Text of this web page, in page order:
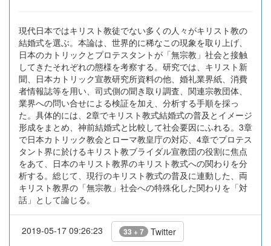
現代日本ではキリスト教徒でない多くの人々がキリスト教の
結婚式を選ぶ。本論は、世界的に稀なこの現象を取り上げ、
日本のカトリックとプロテスタントが「無宗教」社会と接触
してきたそれぞれの態様を考察する。研究では、キリスト新
聞、日本カトリック宣教研究所資料の他、婚礼業界紙、消費
者情報誌等を用い、司式側の聞き取り調査、関連宗教団体、
業界への問い合せによる検証を加え、分析する手順を採っ
た。具体的には、2章でキリスト教式結婚式の普及とイメージ
形成をまとめ、神前結婚式と比較して社会要因にふれる。3章
で日本カトリック教会とローマ教皇庁の対応、4章でプロテス
タント界に於けるキリスト教ブライダル宣教団の役割に焦点
をあて、日本のキリスト教界のキリスト教式への関わりを分
析する。総じて、現行のキリスト教式の普及に連動した、両
キリスト教界の「無宗教」社会への特殊化した関わりを「対
話」として論じる。
2019-05-17 09:26:23 33 + 7 Twitter